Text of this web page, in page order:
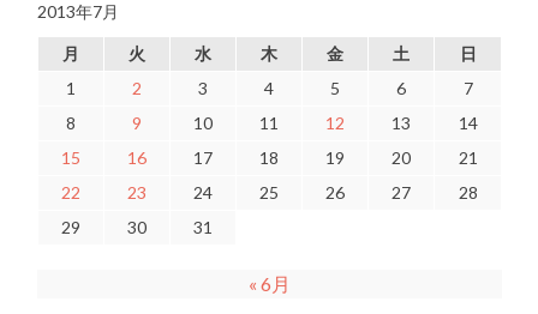
2013年7月
月 火 水 木 金 土
日
1
2 3 4 5 6
7
8
9 10 11 12 13
14
15
16 17 18 19 20
21
22
23 24 25 26 27
28
29
30 31
« 6月